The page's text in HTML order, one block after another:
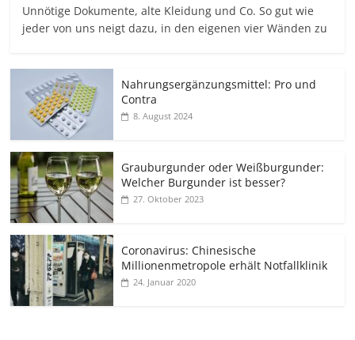
Unnötige Dokumente, alte Kleidung und Co. So gut wie
jeder von uns neigt dazu, in den eigenen vier Wänden zu
Nahrungsergänzungsmittel: Pro und
Contra
8. August 2024
Grauburgunder oder Weißburgunder:
Welcher Burgunder ist besser?
27. Oktober 2023
Coronavirus: Chinesische
Millionenmetropole erhält Notfallklinik
24. Januar 2020